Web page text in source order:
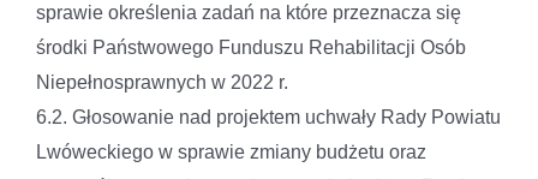
sprawie określenia zadań na które przeznacza się
środki Państwowego Funduszu Rehabilitacji Osób
Niepełnosprawnych w 2022 r.
6.2. Głosowanie nad projektem uchwały Rady Powiatu
Lwóweckiego w sprawie zmiany budżetu oraz